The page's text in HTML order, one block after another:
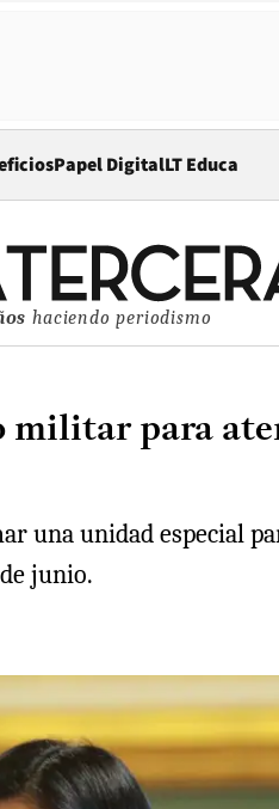
Papel DigitalOpens in new
LT Educa
haciendo periodismo
para
una unidad especial
junio.